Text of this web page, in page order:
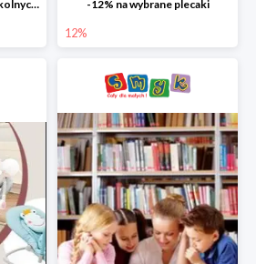
Wyprzedaż artykułów szkolnych w Smyku do -80% -12% na wybrane plecaki
12%